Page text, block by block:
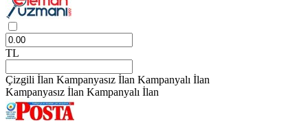
TL
Çizgili İlan Kampanyasız İlan Kampanyalı İlan
Kampanyasız İlan Kampanyalı İlan